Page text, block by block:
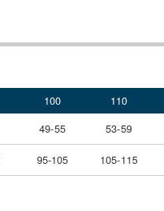
100
110
49-55 53-59
95-105 105-115